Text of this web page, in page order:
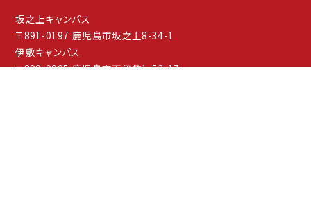
坂之上キャンパス
〒891-0197 鹿児島市坂之上8-34-1
伊敷キャンパス
〒890-0005 鹿児島市下伊敷1-52-17